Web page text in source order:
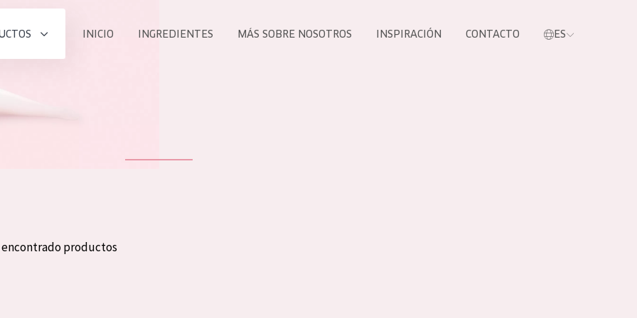
INICIO INGREDIENTES MÁS SOBRE NOSOTROS INSPIRACIÓN CONTACTO ES
encontrado productos